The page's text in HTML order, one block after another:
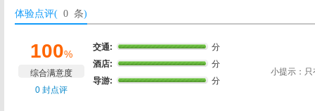
体验点评( 0 条)
100%
综合满意度
0 封点评
交通:
分
酒店:
分
导游:
分
小提示：